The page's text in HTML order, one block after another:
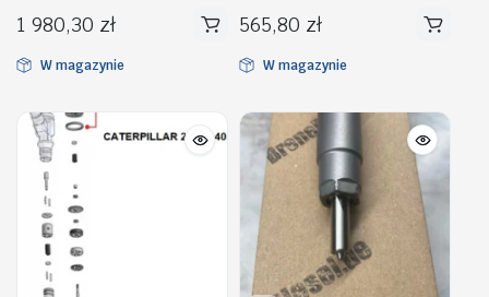
1 980,30 zł
W magazynie
565,80 zł
W magazynie